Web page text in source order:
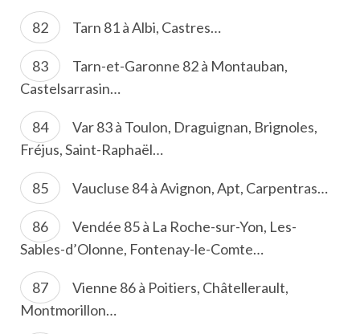
Tarn 81 à Albi, Castres…
Tarn-et-Garonne 82 à Montauban,
Castelsarrasin…
Var 83 à Toulon, Draguignan, Brignoles,
Fréjus, Saint-Raphaël…
Vaucluse 84 à Avignon, Apt, Carpentras…
Vendée 85 à La Roche-sur-Yon, Les-
Sables-d’Olonne, Fontenay-le-Comte…
Vienne 86 à Poitiers, Châtellerault,
Montmorillon…